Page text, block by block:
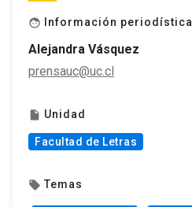
face Información periodística
Alejandra Vásquez
prensauc@uc.cl
insert_drive_file Unidad
Facultad de Letras
local_offer Temas